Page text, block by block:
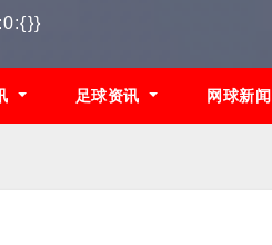
足球资讯 网球新闻